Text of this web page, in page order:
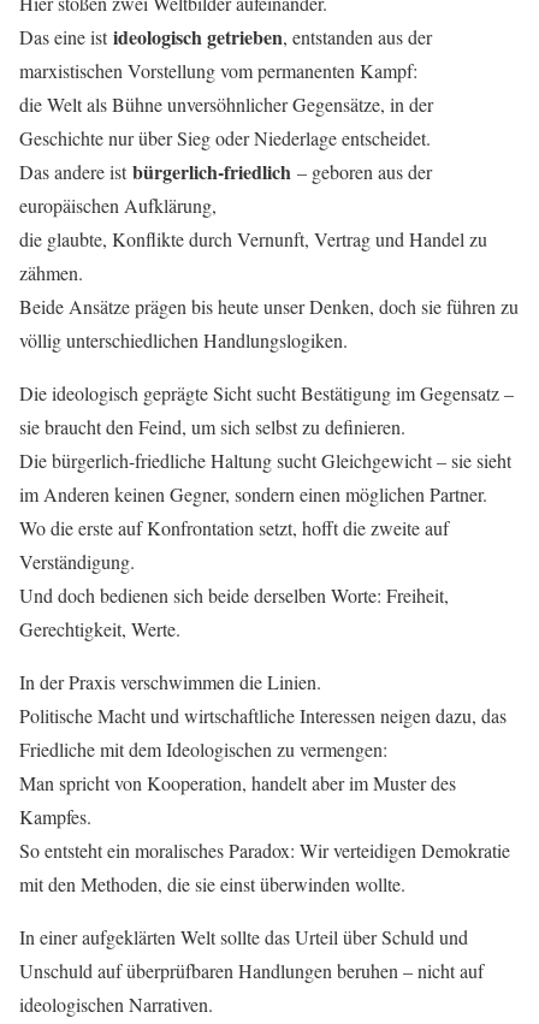
Das eine istideologisch getrieben, entstanden aus der
marxistischen Vorstellung vom permanenten Kampf:
die Welt als Bühne unversöhnlicher Gegensätze, in der
Geschichte nur über Sieg oder Niederlage entscheidet.
Das andere istbürgerlich-friedlich – geboren aus der
europäischen Aufklärung,
die glaubte, Konflikte durch Vernunft, Vertrag und Handel zu
zähmen.
Beide Ansätze prägen bis heute unser Denken, doch sie führen zu
völlig unterschiedlichen Handlungslogiken.
Die ideologisch geprägte Sicht sucht Bestätigung im Gegensatz –
sie braucht den Feind, um sich selbst zu definieren.
Die bürgerlich-friedliche Haltung sucht Gleichgewicht – sie sieht
im Anderen keinen Gegner, sondern einen möglichen Partner.
Wo die erste auf Konfrontation setzt, hofft die zweite auf
Verständigung.
Und doch bedienen sich beide derselben Worte: Freiheit,
Gerechtigkeit, Werte.
In der Praxis verschwimmen die Linien.
Politische Macht und wirtschaftliche Interessen neigen dazu, das
Friedliche mit dem Ideologischen zu vermengen:
Man spricht von Kooperation, handelt aber im Muster des
Kampfes.
So entsteht ein moralisches Paradox: Wir verteidigen Demokratie
mit den Methoden, die sie einst überwinden wollte.
In einer aufgeklärten Welt sollte das Urteil über Schuld und
Unschuld auf überprüfbaren Handlungen beruhen – nicht auf
ideologischen Narrativen.